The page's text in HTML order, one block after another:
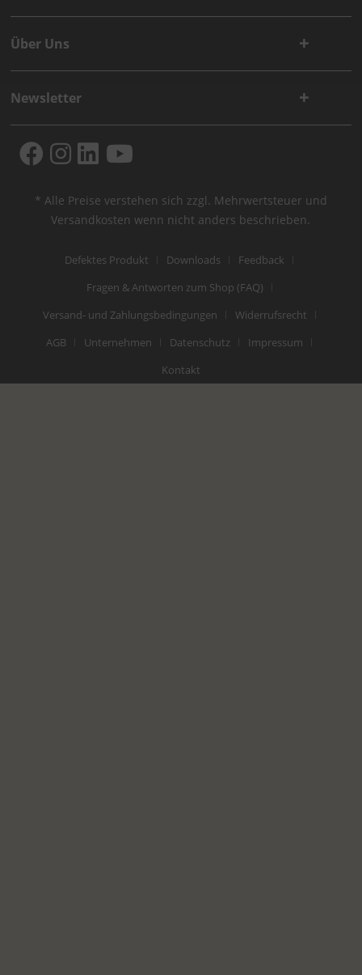
Über Uns
Newsletter
* Alle Preise verstehen sich zzgl. Mehrwertsteuer und
Versandkosten wenn nicht anders beschrieben.
Defektes Produkt Downloads
Feedback
Fragen & Antworten zum Shop (FAQ)
Versand- und Zahlungsbedingungen
Widerrufsrecht
AGB
Unternehmen Datenschutz
Impressum
Kontakt